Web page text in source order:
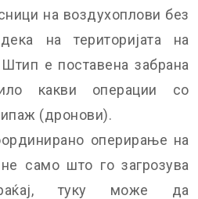
на воздухоплови без
на територијата на
е поставена забрана
какви операции со
(дронови).
оперирање на
само што го загрозува
туку може да